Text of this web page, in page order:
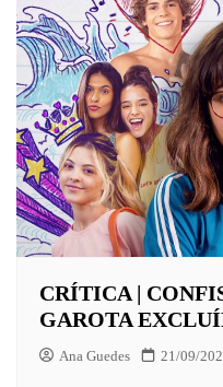
CRÍTICA |
GAROTA
Ana Guedes 21/09/